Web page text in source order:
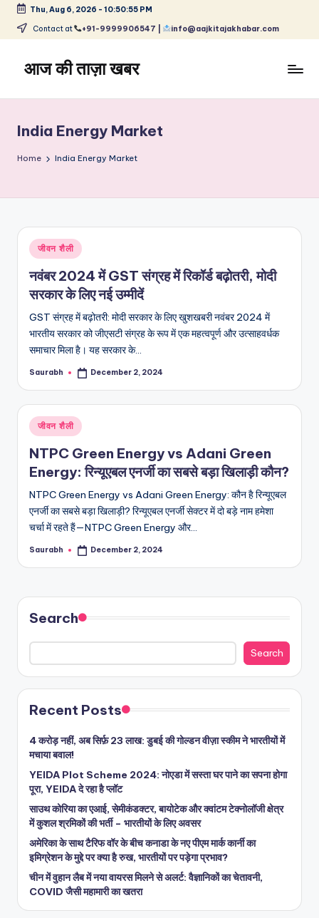
Skip
content
Thu, Aug 6, 2026 - 10:50:55 PM
Contact at +91-9999906547 | info@aajkitajakhabar.com
आज की ताज़ा खबर
ताज़ा
समाचार
–
और
विश्व
India Energy Market
Home India Energy Market
Posted
in
जीवन शैली
नवंबर 2024 में GST संग्रह में रिकॉर्ड बढ़ोतरी, मोदी
सरकार के लिए नई उम्मीदें
GST संग्रह में बढ़ोतरी: मोदी सरकार के लिए खुशखबरी नवंबर 2024 में
भारतीय सरकार को जीएसटी संग्रह के रूप में एक महत्वपूर्ण और उत्साहवर्धक
समाचार मिला है। यह सरकार के…
Posted
Saurabh December 2, 2024
Posted
in
जीवन शैली
NTPC Green Energy vs Adani Green
Energy: रिन्यूएबल एनर्जी का सबसे बड़ा खिलाड़ी कौन?
NTPC Green Energy vs Adani Green Energy: कौन है रिन्यूएबल
एनर्जी का सबसे बड़ा खिलाड़ी? रिन्यूएबल एनर्जी सेक्टर में दो बड़े नाम हमेशा
चर्चा में रहते हैं—NTPC Green Energy और…
Posted
Saurabh December 2, 2024
Search
Search
Recent Posts
4 करोड़ नहीं, अब सिर्फ़ 23 लाख: डुबई की गोल्डन वीज़ा स्कीम ने भारतीयों में
मचाया बवाल!
YEIDA Plot Scheme 2024: नोएडा में सस्ता घर पाने का सपना होगा
पूरा, YEIDA दे रहा है प्लॉट
साउथ कोरिया का एआई, सेमीकंडक्टर, बायोटेक और क्वांटम टेक्नोलॉजी क्षेत्र
में कुशल श्रमिकों की भर्ती – भारतीयों के लिए अवसर
अमेरिका के साथ टैरिफ वॉर के बीच कनाडा के नए पीएम मार्क कार्नी का
इमिग्रेशन के मुद्दे पर क्या है रुख, भारतीयों पर पड़ेगा प्रभाव?
चीन में वुहान लैब में नया वायरस मिलने से अलर्ट: वैज्ञानिकों का चेतावनी,
COVID जैसी महामारी का खतरा